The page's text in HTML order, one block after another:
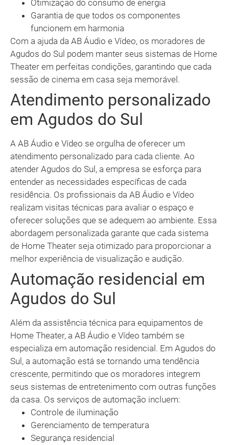
Otimização do consumo de energia
Garantia de que todos os componentes
funcionem em harmonia
Com a ajuda da AB Áudio e Vídeo, os moradores de
Agudos do Sul podem manter seus sistemas de Home
Theater em perfeitas condições, garantindo que cada
sessão de cinema em casa seja memorável.
Atendimento personalizado
em Agudos do Sul
A AB Áudio e Vídeo se orgulha de oferecer um
atendimento personalizado para cada cliente. Ao
atender Agudos do Sul, a empresa se esforça para
entender as necessidades específicas de cada
residência. Os profissionais da AB Áudio e Vídeo
realizam visitas técnicas para avaliar o espaço e
oferecer soluções que se adequem ao ambiente. Essa
abordagem personalizada garante que cada sistema
de Home Theater seja otimizado para proporcionar a
melhor experiência de visualização e audição.
Automação residencial em
Agudos do Sul
Além da assistência técnica para equipamentos de
Home Theater, a AB Áudio e Vídeo também se
especializa em automação residencial. Em Agudos do
Sul, a automação está se tornando uma tendência
crescente, permitindo que os moradores integrem
seus sistemas de entretenimento com outras funções
da casa. Os serviços de automação incluem:
Controle de iluminação
Gerenciamento de temperatura
Segurança residencial